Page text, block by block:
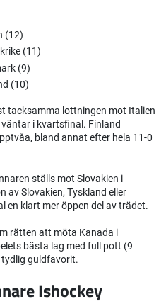
(12)
(11)
(9)
(10)
tacksamma lottningen mot Italien
i kvartsfinal. Finland
bland annat efter hela 11-0
ställs mot Slovakien i
av Slovakien, Tyskland eller
en klart mer öppen del av trädet.
rätten att möta Kanada i
bästa lag med full pott (9
tydlig guldfavorit.
Ishockey